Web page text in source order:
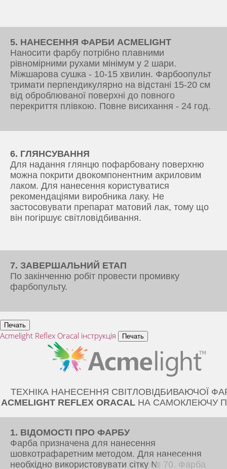
5. НАНЕСЕННЯ ФАРБИ ACMELIGHT
Наносити фарбу потрібно плавними
рівномірними рухами мінімум у 2 шари.
Міжшарова сушка - 10-15 хвилин. Фарбоопульт
тримати перпендикулярно на відстані 15-20 см
від оброблюваної поверхні до повного
перекриття плівкою. Повне висихання - 24 год.
6. ГЛЯНСУВАННЯ
Для надання глянцю пофарбовану поверхню
можна покрити двокомпонентним акриловим
лаком. Для нанесення користуватися
рекомендаціями виробника лаку. Не
застосовувати препарат матовий лак, тому що
він погіршує світловідбивання.
7. ЗАВЕРШАЛЬНИЙ ЕТАП
По закінченню робіт провести промивку
фарбопульту.
Acmelight Reflex Oracal інструкція
ТЕХНІКА НАНЕСЕННЯ СВІТЛОВІДБИВАЮЧОЇ
ACMELIGHT REFLEX ORACAL НА САМОКЛЕЮЧУ
1. ВІДОМОСТІ ПРО ФАРБУ
Фарба призначена для нанесення
шовкотрафаретним методом. Для нанесення
необхідно використовувати сітку № 70. Фарба